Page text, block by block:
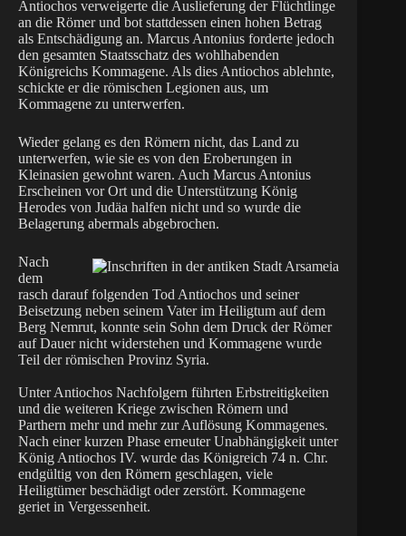
Antiochos verweigerte die Auslieferung der Flüchtlinge
an die Römer und bot stattdessen einen hohen Betrag
als Entschädigung an. Marcus Antonius forderte jedoch
den gesamten Staatsschatz des wohlhabenden
Königreichs Kommagene. Als dies Antiochos ablehnte,
schickte er die römischen Legionen aus, um
Kommagene zu unterwerfen.
Wieder gelang es den Römern nicht, das Land zu
unterwerfen, wie sie es von den Eroberungen in
Kleinasien gewohnt waren. Auch Marcus Antonius
Erscheinen vor Ort und die Unterstützung König
Herodes von Judäa halfen nicht und so wurde die
Belagerung abermals abgebrochen.
Nach
dem
rasch darauf folgenden Tod Antiochos und seiner
Beisetzung neben seinem Vater im Heiligtum auf dem
Berg Nemrut, konnte sein Sohn dem Druck der Römer
auf Dauer nicht widerstehen und Kommagene wurde
Teil der römischen Provinz Syria.
Unter Antiochos Nachfolgern führten Erbstreitigkeiten
und die weiteren Kriege zwischen Römern und
Parthern mehr und mehr zur Auflösung Kommagenes.
Nach einer kurzen Phase erneuter Unabhängigkeit unter
König Antiochos IV. wurde das Königreich 74 n. Chr.
endgültig von den Römern geschlagen, viele
Heiligtümer beschädigt oder zerstört. Kommagene
geriet in Vergessenheit.